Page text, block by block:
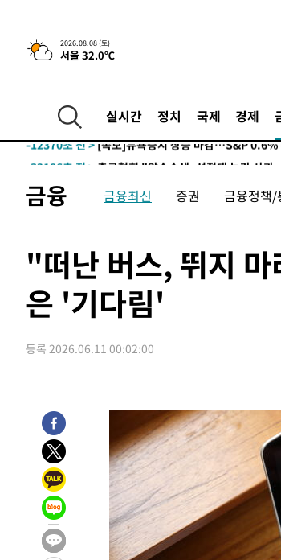
2026.08.08 (토)
서울 32.0℃
실시간 정치 국제 경제
-12370초 전 >
-32106초 전 >
축구협회 "압수수색·성접대 논란 사과
송"
-19244초 전 >
'최고 37도' 폭염 지속…강원동해안 최
-12370초 전 >[속보]뉴욕증시 상승 마감…S&P
-30623초 전 >[속보]'압수수색·성접대 논란' 축구협
송"
-19244초 전 >'최고 37도' 폭염 지속…강원동해안 최
-12370초 전 >
[속보]뉴욕증시 상승 마감…S&P 0.6%
금융 금융최신 증권 금융정책/
"떠난 버스, 뛰지
은 '기다림'
등록 2026.06.11 00:02:00